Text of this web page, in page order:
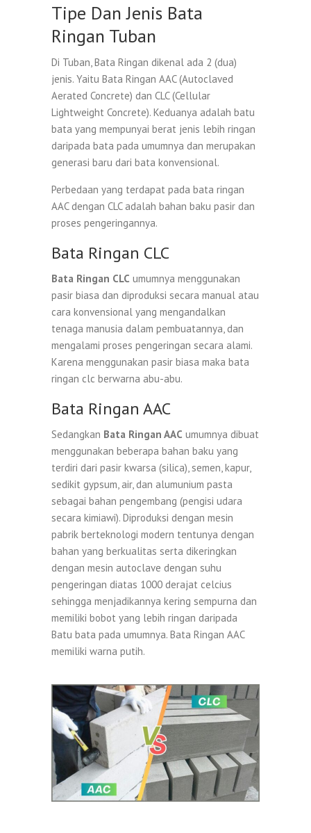
Tipe Dan Jenis Bata
Ringan Tuban
Di Tuban, Bata Ringan dikenal ada 2 (dua)
jenis. Yaitu Bata Ringan AAC (Autoclaved
Aerated Concrete) dan CLC (Cellular
Lightweight Concrete). Keduanya adalah batu
bata yang mempunyai berat jenis lebih ringan
daripada bata pada umumnya dan merupakan
generasi baru dari bata konvensional.
Perbedaan yang terdapat pada bata ringan
AAC dengan CLC adalah bahan baku pasir dan
proses pengeringannya.
Bata Ringan CLC
Bata Ringan CLC umumnya menggunakan
pasir biasa dan diproduksi secara manual atau
cara konvensional yang mengandalkan
tenaga manusia dalam pembuatannya, dan
mengalami proses pengeringan secara alami.
Karena menggunakan pasir biasa maka bata
ringan clc berwarna abu-abu.
Bata Ringan AAC
Sedangkan Bata Ringan AAC umumnya dibuat
menggunakan beberapa bahan baku yang
terdiri dari pasir kwarsa (silica), semen, kapur,
sedikit gypsum, air, dan alumunium pasta
sebagai bahan pengembang (pengisi udara
secara kimiawi). Diproduksi dengan mesin
pabrik berteknologi modern tentunya dengan
bahan yang berkualitas serta dikeringkan
dengan mesin autoclave dengan suhu
pengeringan diatas 1000 derajat celcius
sehingga menjadikannya kering sempurna dan
memiliki bobot yang lebih ringan daripada
Batu bata pada umumnya. Bata Ringan AAC
memiliki warna putih.